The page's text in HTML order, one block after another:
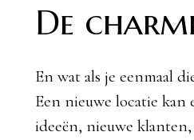
De
En wat als je eenmaal
Een nieuwe locatie
ideeën, nieuwe